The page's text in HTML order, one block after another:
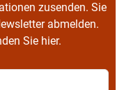
zusenden. Sie
abmelden.
Sie hier.